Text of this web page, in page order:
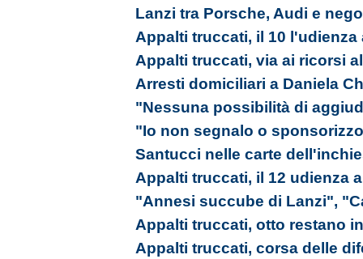
Lanzi tra Porsche, Audi e
Appalti truccati, il 10 l'udienza
Appalti truccati, via ai ricorsi
Arresti domiciliari a Daniela
"Nessuna possibilità di
"Io non segnalo o
Santucci nelle carte
Appalti truccati, il 12 udienza
"Annesi succube di Lanzi",
Appalti truccati, otto restano
Appalti truccati, corsa delle